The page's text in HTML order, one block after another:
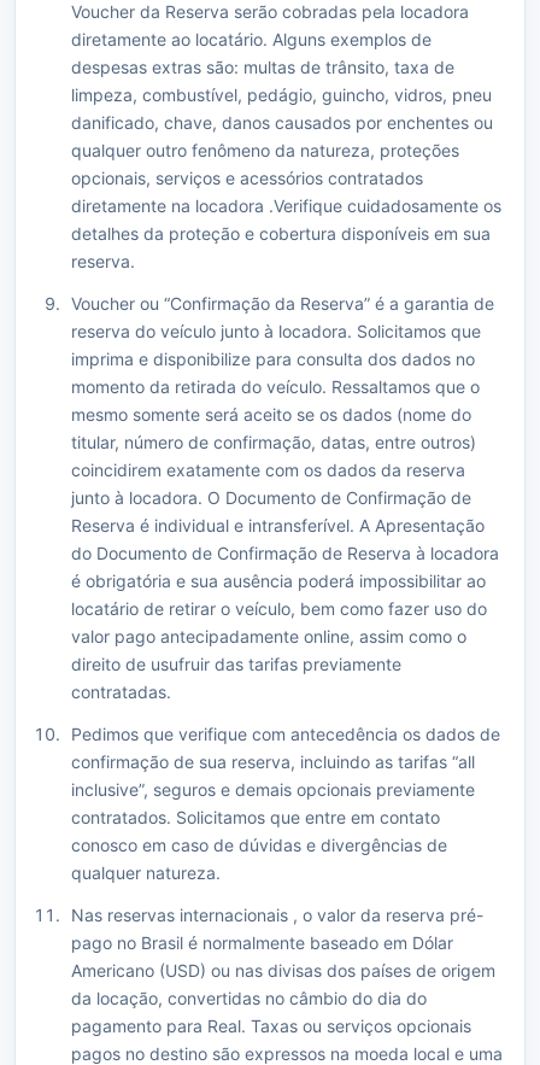
Voucher da Reserva serão cobradas pela locadora
diretamente ao locatário. Alguns exemplos de
despesas extras são: multas de trânsito, taxa de
limpeza, combustível, pedágio, guincho, vidros, pneu
danificado, chave, danos causados por enchentes ou
qualquer outro fenômeno da natureza, proteções
opcionais, serviços e acessórios contratados
diretamente na locadora .Verifique cuidadosamente os
detalhes da proteção e cobertura disponíveis em sua
reserva.
Voucher ou “Confirmação da Reserva” é a garantia de
reserva do veículo junto à locadora. Solicitamos que
imprima e disponibilize para consulta dos dados no
momento da retirada do veículo. Ressaltamos que o
mesmo somente será aceito se os dados (nome do
titular, número de confirmação, datas, entre outros)
coincidirem exatamente com os dados da reserva
junto à locadora. O Documento de Confirmação de
Reserva é individual e intransferível. A Apresentação
do Documento de Confirmação de Reserva à locadora
é obrigatória e sua ausência poderá impossibilitar ao
locatário de retirar o veículo, bem como fazer uso do
valor pago antecipadamente online, assim como o
direito de usufruir das tarifas previamente
contratadas.
Pedimos que verifique com antecedência os dados de
confirmação de sua reserva, incluindo as tarifas “all
inclusive”, seguros e demais opcionais previamente
contratados. Solicitamos que entre em contato
conosco em caso de dúvidas e divergências de
qualquer natureza.
Nas reservas internacionais , o valor da reserva pré-
pago no Brasil é normalmente baseado em Dólar
Americano (USD) ou nas divisas dos países de origem
da locação, convertidas no câmbio do dia do
pagamento para Real. Taxas ou serviços opcionais
pagos no destino são expressos na moeda local e uma